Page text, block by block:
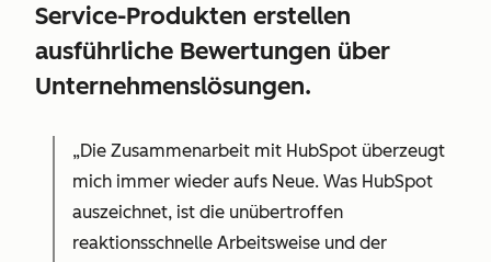
Service-Produkten erstellen
ausführliche Bewertungen über
Unternehmenslösungen.
„Die Zusammenarbeit mit HubSpot überzeugt
mich immer wieder aufs Neue. Was HubSpot
auszeichnet, ist die unübertroffen
reaktionsschnelle Arbeitsweise und der